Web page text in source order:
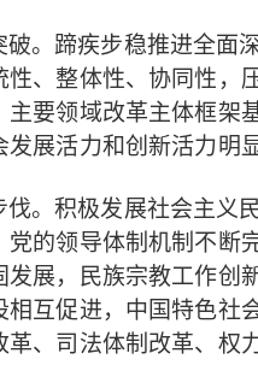
破。蹄疾步稳推进全面
性、整体性、协同性 ，
要领域改革主体框
展活力和创新活力明显
伐。积极发展社会主义
的领导体制机制不
展，民族宗教工作创
相互促进，中国特色社
革、司法体制改革、权